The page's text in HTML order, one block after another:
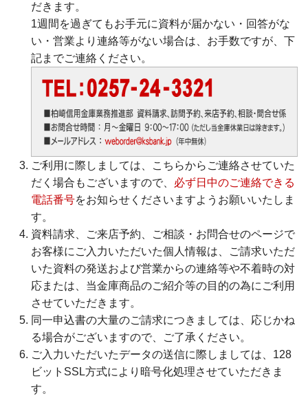
ATM/支店情報
各種手数料
各種規定集
お問い合わせ
サイトマップ
だきます。
1週間を過ぎてもお手元に資料が届かない・回答がな
い・営業より連絡等がない場合は、お手数ですが、下
記までご連絡ください。
ご利用に際しましては、こちらからご連絡させていた
だく場合もございますので、 必ず日中のご連絡できる
電話番号をお知らせくださいますようお願いいたしま
す。
資料請求、ご来店予約、ご相談・お問合せのページで
お客様にご入力いただいた個人情報は、ご請求いただ
いた資料の発送および営業からの連絡等や不着時の対
応または、当金庫商品のご紹介等の目的の為にご利用
させていただきます。
同一申込書の大量のご請求につきましては、応じかね
る場合がございますので、ご了承ください。
ご入力いただいたデータの送信に際しましては、128
ビットSSL方式により暗号化処理させていただきま
す。